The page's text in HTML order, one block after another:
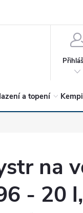
a topení
na
- 20